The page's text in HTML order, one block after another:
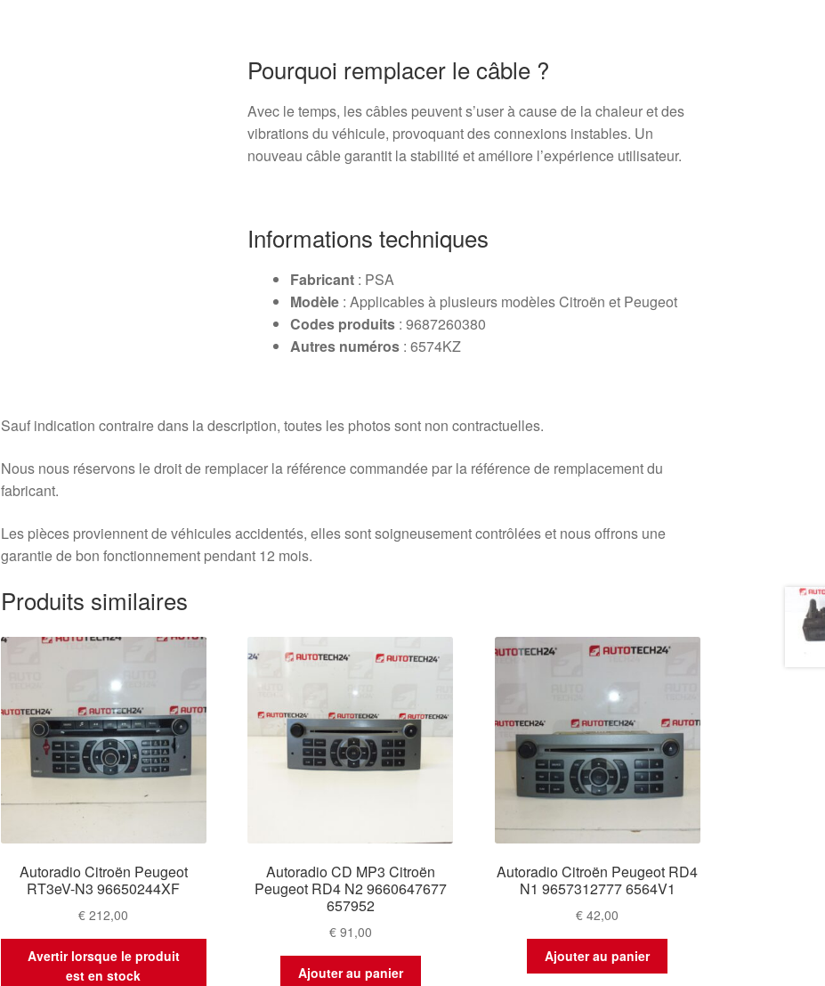
Pourquoi remplacer le câble ?
Avec le temps, les câbles peuvent s’user à cause de la chaleur et des
vibrations du véhicule, provoquant des connexions instables. Un
nouveau câble garantit la stabilité et améliore l’expérience utilisateur.
Informations techniques
Fabricant : PSA
Modèle : Applicables à plusieurs modèles Citroën et Peugeot
Codes produits : 9687260380
Autres numéros : 6574KZ
Sauf indication contraire dans la description, toutes les photos sont non contractuelles.
Nous nous réservons le droit de remplacer la référence commandée par la référence de remplacement du
fabricant.
Les pièces proviennent de véhicules accidentés, elles sont soigneusement contrôlées et nous offrons une
garantie de bon fonctionnement pendant 12 mois.
Produits similaires
Autoradio Citroën Peugeot
RT3eV-N3 96650244XF
€ 212,00
Avertir lorsque le produit
est en stock
Autoradio CD MP3 Citroën
Peugeot RD4 N2 9660647677
657952
€91,00
Ajouter au panier
Autoradio Citroën Peugeot RD4
N1 9657312777 6564V1
€ 42,00
Ajouter au panier